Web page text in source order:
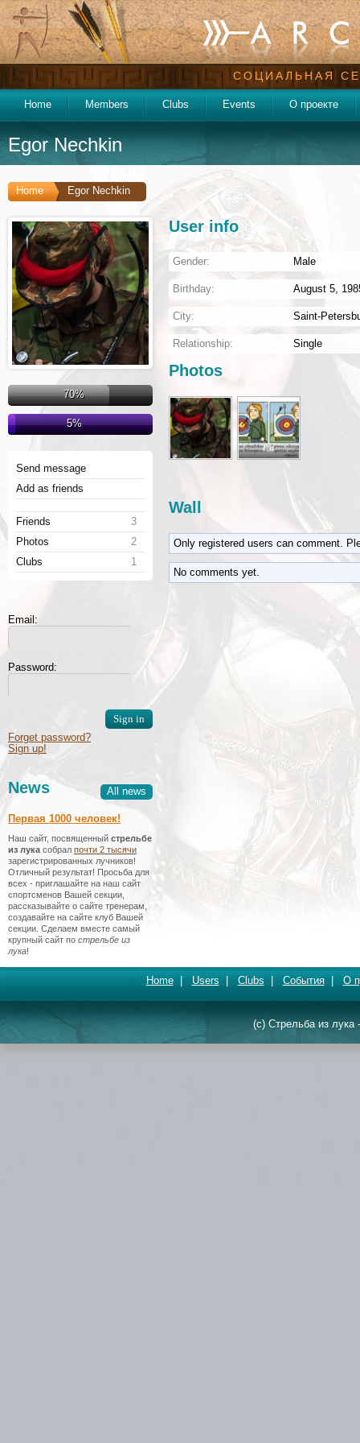
СОЦИАЛЬНАЯ
Home Members Clubs Events О проекте
Egor Nechkin
Home Egor Nechkin
70%
5%
Send message
Add as friends
3
Friends
2
Photos
1
Clubs
Email:
Password:
Forget password?
Sign up!
All news
News
Первая 1000 человек!
Наш сайт, посвященный стрельбе
из лука собрал почти 2 тысячи
зарегистрированных лучников!
Отличный результат! Просьба для
всех - приглашайте на наш сайт
спортсменов Вашей секции,
рассказывайте о сайте тренерам,
создавайте на сайте клуб Вашей
секции. Сделаем вместе самый
крупный сайт по стрельбе из
лука!
User info
Gender: Male
Birthday: August 5,
City: Saint-
Relationship: Single
Photos
Wall
Only registered users can comment.
No comments yet.
Home| Users Clubs События| О
(c) Стрельба из лука